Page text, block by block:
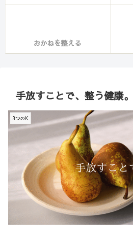
おかねを整える
手放すことで、整う健康。
3つのK